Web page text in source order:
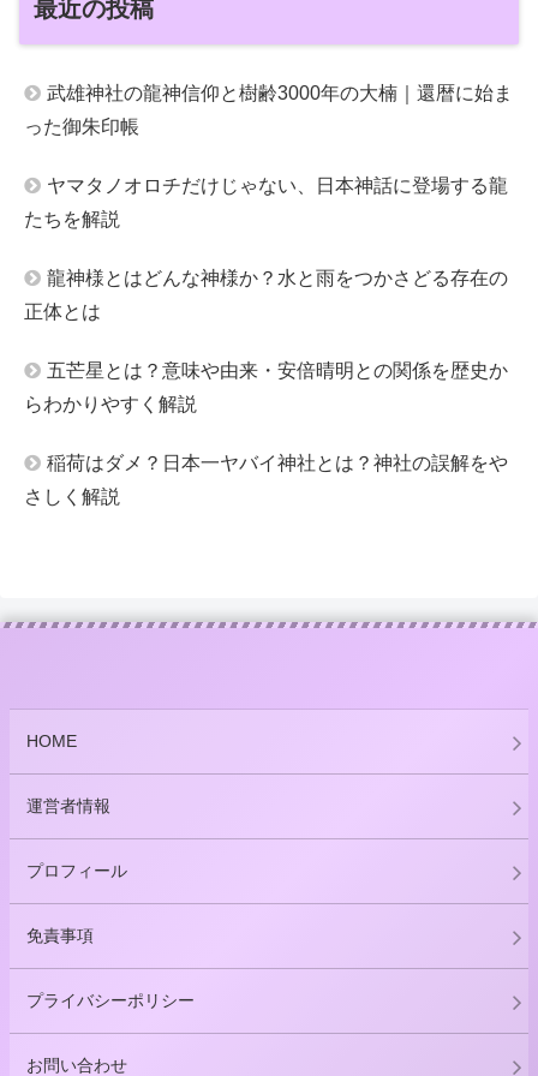
最近の投稿
武雄神社の龍神信仰と樹齢3000年の大楠｜還暦に始ま
った御朱印帳
ヤマタノオロチだけじゃない、日本神話に登場する龍
たちを解説
龍神様とはどんな神様か？水と雨をつかさどる存在の
正体とは
五芒星とは？意味や由来・安倍晴明との関係を歴史か
らわかりやすく解説
稲荷はダメ？日本一ヤバイ神社とは？神社の誤解をや
さしく解説
HOME
運営者情報
プロフィール
免責事項
プライバシーポリシー
お問い合わせ